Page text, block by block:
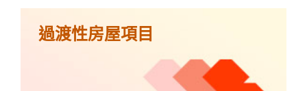
過渡性房屋項目